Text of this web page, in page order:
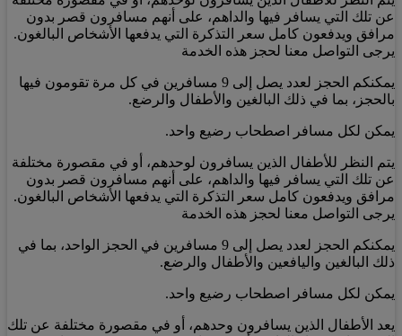
عن تلك التي يسافر فيها والداهم، على أنهم مسافرون قصر بدون
مرافق ويدفعون كامل سعر التذكرة التي يدفعها الأشخاص البالغون.
يرجى التواصل معنا لحجز هذه الخدمة
يمكنكم الحجز لعدد يصل إلى 9 مسافرين في كل مرة تقومون فيها
بالحجز، بما في ذلك البالغين والأطفال والرضع.
يمكن لكل مسافر اصطحاب رضيع واحد.
يتم النظر للأطفال الذين يسافرون لوحدهم، أو في مقصورة مختلفة
عن تلك التي يسافر فيها والداهم، على أنهم مسافرون قصر بدون
مرافق ويدفعون كامل سعر التذكرة التي يدفعها الأشخاص البالغون.
يرجى التواصل معنا لحجز هذه الخدمة
يمكنكم الحجز لعدد يصل إلى 9 مسافرين في الحجز الواحد، بما في
ذلك البالغين واليافعين والأطفال والرضع.
يمكن لكل مسافر اصطحاب رضيع واحد.
يعد الأطفال الذين يسافرون وحدهم، أو في مقصورة مختلفة عن تلك